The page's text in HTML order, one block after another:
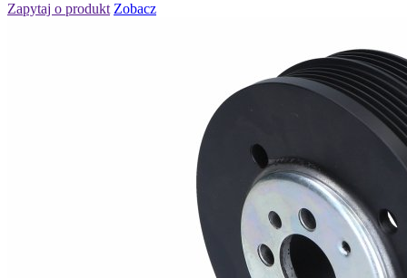
Zapytaj o produkt Zobacz